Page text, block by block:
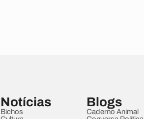
Notícias
Bichos
Blogs
Caderno Animal